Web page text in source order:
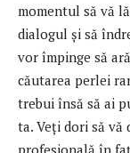
momentul să vă
dialogul și să
vor împinge să
căutarea perlei
trebui însă să ai
ta. Veți dori să
profesională în